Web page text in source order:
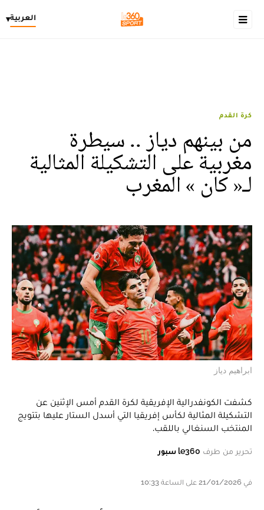
العربية▾
كرة القدم
من بينهم دياز .. سيطرة
مغربية على التشكيلة المثالية
لـ« كان » المغرب
ابراهيم دياز
كشفت الكونفدرالية الإفريقية لكرة القدم أمس الإثنين عن
التشكيلة المثالية لكأس إفريقيا التي أسدل الستار عليها بتتويج
المنتخب السنغالي باللقب.
تحرير من طرف le360 سبور
في 21/01/2026 على الساعة 10:33